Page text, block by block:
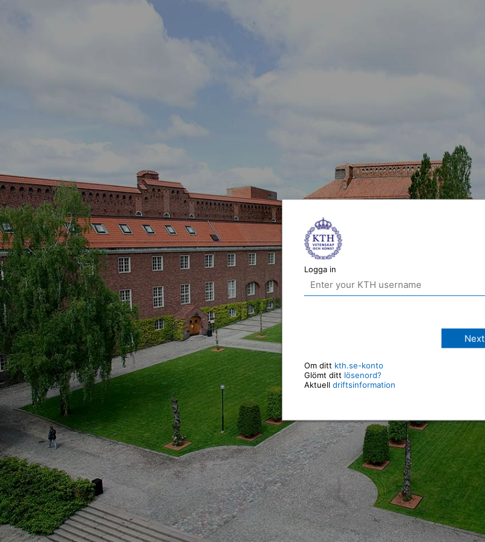
Logga in
Next
Om ditt kth.se-konto
Glömt ditt lösenord?
Aktuell driftsinformation